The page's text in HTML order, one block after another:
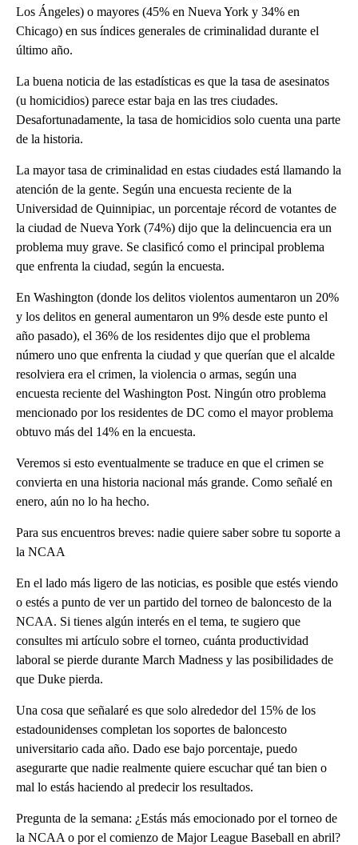
Los Ángeles) o mayores (45% en Nueva York y 34% en
Chicago) en sus índices generales de criminalidad durante el
último año.
La buena noticia de las estadísticas es que la tasa de asesinatos
(u homicidios) parece estar baja en las tres ciudades.
Desafortunadamente, la tasa de homicidios solo cuenta una parte
de la historia.
La mayor tasa de criminalidad en estas ciudades está llamando la
atención de la gente. Según una encuesta reciente de la
Universidad de Quinnipiac, un porcentaje récord de votantes de
la ciudad de Nueva York (74%) dijo que la delincuencia era un
problema muy grave. Se clasificó como el principal problema
que enfrenta la ciudad, según la encuesta.
En Washington (donde los delitos violentos aumentaron un 20%
y los delitos en general aumentaron un 9% desde este punto el
año pasado), el 36% de los residentes dijo que el problema
número uno que enfrenta la ciudad y que querían que el alcalde
resolviera era el crimen, la violencia o armas, según una
encuesta reciente del Washington Post. Ningún otro problema
mencionado por los residentes de DC como el mayor problema
obtuvo más del 14% en la encuesta.
Veremos si esto eventualmente se traduce en que el crimen se
convierta en una historia nacional más grande. Como señalé en
enero, aún no lo ha hecho.
Para sus encuentros breves: nadie quiere saber sobre tu soporte a
la NCAA
En el lado más ligero de las noticias, es posible que estés viendo
o estés a punto de ver un partido del torneo de baloncesto de la
NCAA. Si tienes algún interés en el tema, te sugiero que
consultes mi artículo sobre el torneo, cuánta productividad
laboral se pierde durante March Madness y las posibilidades de
que Duke pierda.
Una cosa que señalaré es que solo alrededor del 15% de los
estadounidenses completan los soportes de baloncesto
universitario cada año. Dado ese bajo porcentaje, puedo
asegurarte que nadie realmente quiere escuchar qué tan bien o
mal lo estás haciendo al predecir los resultados.
Pregunta de la semana: ¿Estás más emocionado por el torneo de
la NCAA o por el comienzo de Major League Baseball en abril?